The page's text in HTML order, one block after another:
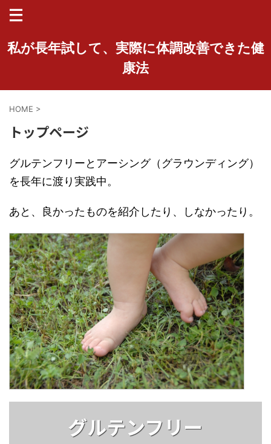
私が長年試して、実際に体調改善できた健
康法
HOME >
トップページ
グルテンフリーとアーシング（グラウンディング）
を長年に渡り実践中。
あと、良かったものを紹介したり、しなかったり。
グルテンフリー